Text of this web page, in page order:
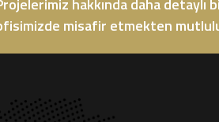
misafir etmekten